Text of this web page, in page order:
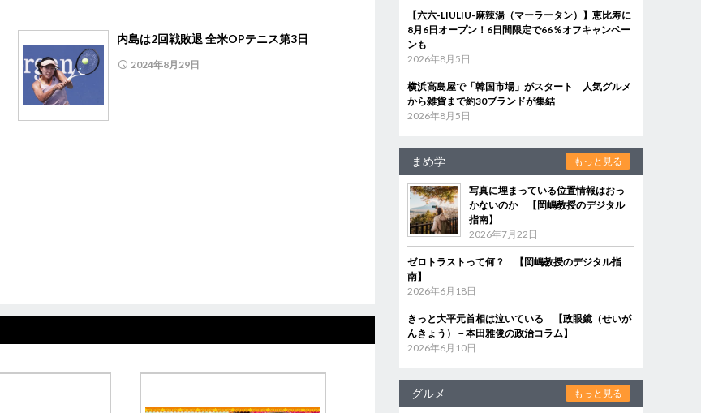
内島は2回戦敗退 全米OPテニス第3日
2024年8月29日
【六六-LIULIU-麻辣湯（マーラータン）】恵比寿に
8月6日オープン！6日間限定で66％オフキャンペー
ンも
2026年8月5日
横浜高島屋で「韓国市場」がスタート 人気グルメ
から雑貨まで約30ブランドが集結
2026年8月5日
まめ学 もっと見る
写真に埋まっている位置情報はおっ
かないのか 【岡嶋教授のデジタル
指南】
2026年7月22日
ゼロトラストって何？ 【岡嶋教授のデジタル指
南】
2026年6月18日
きっと大平元首相は泣いている 【政眼鏡（せいが
んきょう）－本田雅俊の政治コラム】
2026年6月10日
グルメ もっと見る